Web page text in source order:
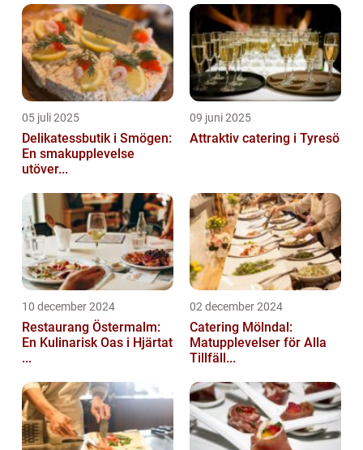
05 juli 2025
Delikatessbutik i Smögen:
En smakupplevelse
utöver...
09 juni 2025
Attraktiv catering i Tyresö
10 december 2024
Restaurang Östermalm:
En Kulinarisk Oas i Hjärtat
...
02 december 2024
Catering Mölndal:
Matupplevelser för Alla
Tillfäll...